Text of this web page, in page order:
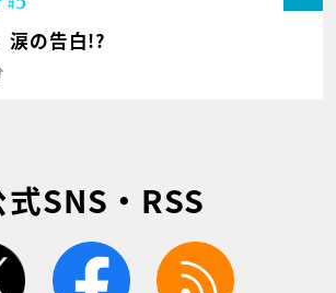
涙の告白!?
式SNS・RSS
twitter facebook